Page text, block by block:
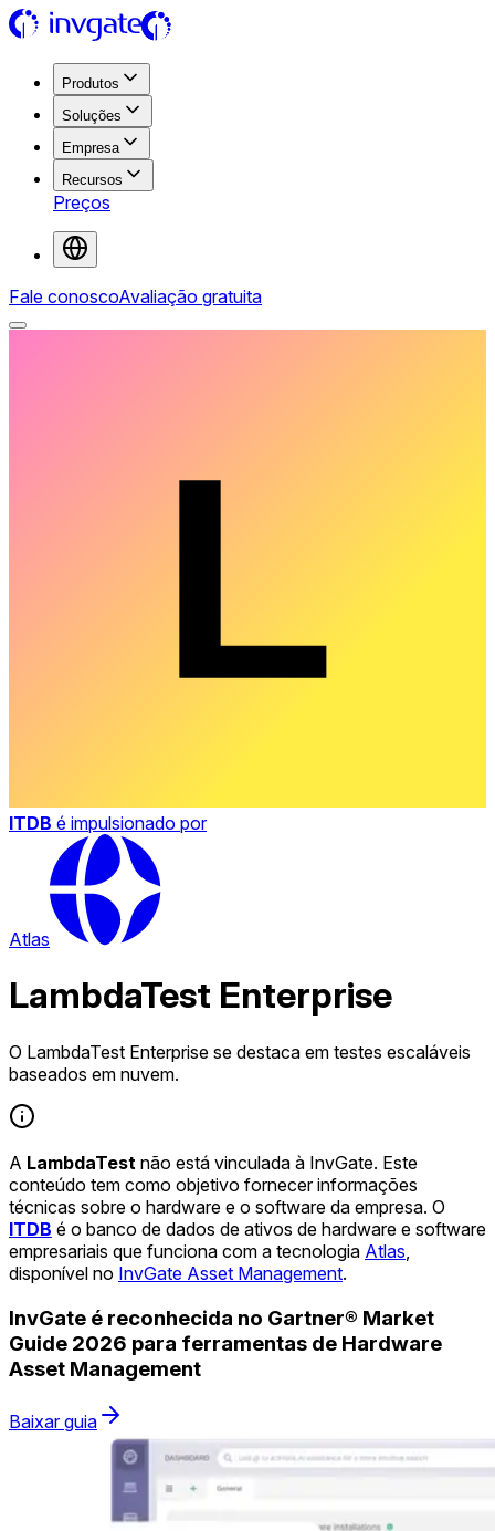
Produtos
Soluções
Empresa
Recursos
Preços
Fale conoscoAvaliação gratuita
ITDB é impulsionado por
Atlas
LambdaTest Enterprise
O LambdaTest Enterprise se destaca em testes escaláveis
baseados em nuvem.
A LambdaTest não está vinculada à InvGate. Este
conteúdo tem como objetivo fornecer informações
técnicas sobre o hardware e o software da empresa. O
ITDB é o banco de dados de ativos de hardware e software
empresariais que funciona com a tecnologia Atlas
disponível no InvGate Asset Management.
InvGate é reconhecida no Gartner® Market
Guide 2026 para ferramentas de Hardware
Asset Management
Baixar guia